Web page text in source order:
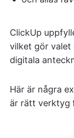
ClickUp
vilket gör valet
digitala
Här är några
är rätt verktyg